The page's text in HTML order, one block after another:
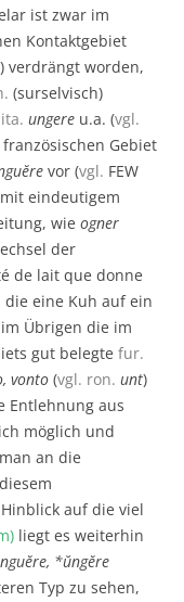
ist zwar im
Kontaktgebiet
) verdrängt worden,
(surselvisch)
ita. ungere u.a. (vgl.
Gebiet
vor (vgl. FEW
eindeutigem
wie ogner
der
de lait que donne
eine Kuh auf ein
Übrigen die im
gut belegte fur.
vonto (vgl. ron. unt)
Entlehnung aus
möglich und
an die
auf die viel
liegt es weiterhin
*ŭngĕre
Typ zu sehen,